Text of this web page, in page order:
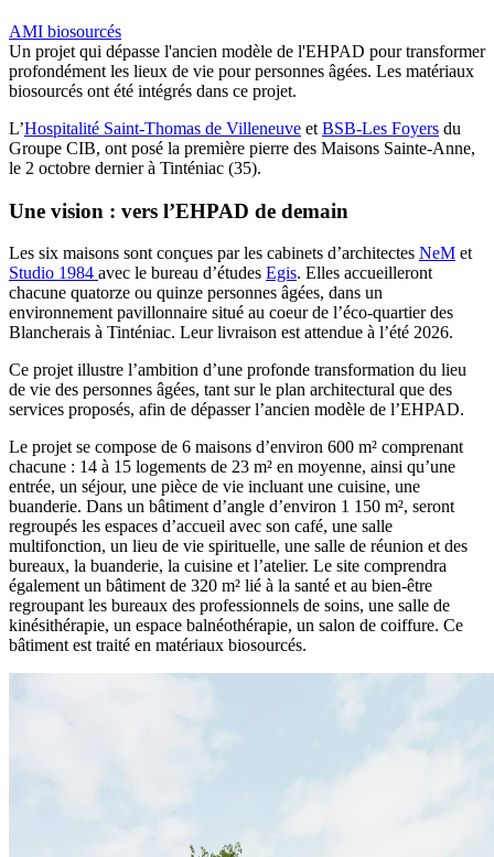
AMI biosourcés
Un projet qui dépasse l'ancien modèle de l'EHPAD pour transformer
profondément les lieux de vie pour personnes âgées. Les matériaux
biosourcés ont été intégrés dans ce projet.
L’Hospitalité Saint-Thomas de Villeneuve et BSB-Les Foyers du
Groupe CIB, ont posé la première pierre des Maisons Sainte-Anne,
le 2 octobre dernier à Tinténiac (35).
Une vision : vers l’EHPAD de demain
Les six maisons sont conçues par les cabinets d’architectes NeM et
Studio 1984 avec le bureau d’études Egis. Elles accueilleront
chacune quatorze ou quinze personnes âgées, dans un
environnement pavillonnaire situé au coeur de l’éco-quartier des
Blancherais à Tinténiac. Leur livraison est attendue à l’été 2026.
Ce projet illustre l’ambition d’une profonde transformation du lieu
de vie des personnes âgées, tant sur le plan architectural que des
services proposés, afin de dépasser l’ancien modèle de l’EHPAD.
Le projet se compose de 6 maisons d’environ 600 m² comprenant
chacune : 14 à 15 logements de 23 m² en moyenne, ainsi qu’une
entrée, un séjour, une pièce de vie incluant une cuisine, une
buanderie. Dans un bâtiment d’angle d’environ 1 150 m², seront
regroupés les espaces d’accueil avec son café, une salle
multifonction, un lieu de vie spirituelle, une salle de réunion et des
bureaux, la buanderie, la cuisine et l’atelier. Le site comprendra
également un bâtiment de 320 m² lié à la santé et au bien-être
regroupant les bureaux des professionnels de soins, une salle de
kinésithérapie, un espace balnéothérapie, un salon de coiffure. Ce
bâtiment est traité en matériaux biosourcés.